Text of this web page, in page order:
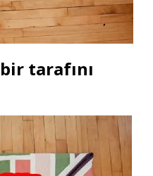
tarafını